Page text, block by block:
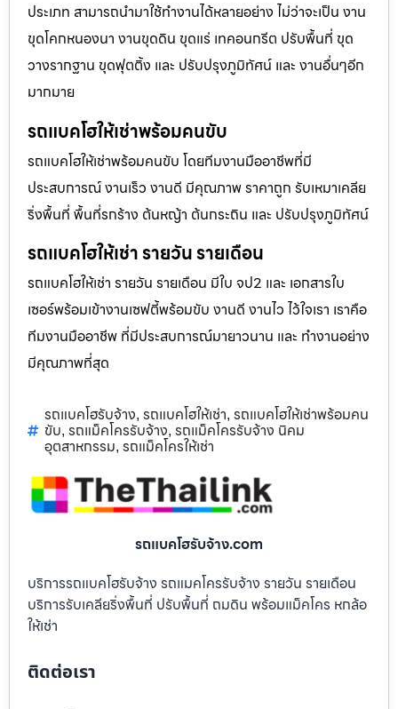
ประเภท สามารถนำมาใช้ทำงานได้หลายอย่าง ไม่ว่าจะเป็น งาน
ขุดโคกหนองนา งานขุดดิน ขุดแร่ เทคอนกรีต ปรับพื้นที่ ขุด
วางรากฐาน ขุดฟุตติ้ง และ ปรับปรุงภูมิทัศน์ และ งานอื่นๆอีก
มากมาย
รถแบคโฮให้เช่าพร้อมคนขับ
รถแบคโฮให้เช่าพร้อมคนขับ โดยทีมงานมืออาชีพที่มี
ประสบการณ์ งานเร็ว งานดี มีคุณภาพ ราคาถูก รับเหมาเคลีย
ริ่งพื้นที่ พื้นที่รกร้าง ต้นหญ้า ต้นกระถิน และ ปรับปรุงภูมิทัศน์
รถแบคโฮให้เช่า รายวัน รายเดือน
รถแบคโฮให้เช่า รายวัน รายเดือน มีใบ จป2 และ เอกสารใบ
เซอร์พร้อมเข้างานเซฟตี้พร้อมขับ งานดี งานไว ไว้ใจเรา เราคือ
ทีมงานมืออาชีพ ที่มีประสบการณ์มายาวนาน และ ทำงานอย่าง
มีคุณภาพที่สุด
รถแบคโฮรับจ้าง, รถแบคโฮให้เช่า, รถแบคโฮให้เช่าพร้อมคน
ขับ, รถแม็คโครรับจ้าง, รถแม็คโครรับจ้าง นิคม
อุตสาหกรรม, รถแม็คโครให้เช่า
รถแบคโฮรับจ้าง.com
บริการรถแบคโฮรับจ้าง รถแมคโครรับจ้าง รายวัน รายเดือน
บริการรับเคลียริ่งพื้นที่ ปรับพื้นที่ ถมดิน พร้อมแม็คโคร หกล้อ
ให้เช่า
ติดต่อเรา